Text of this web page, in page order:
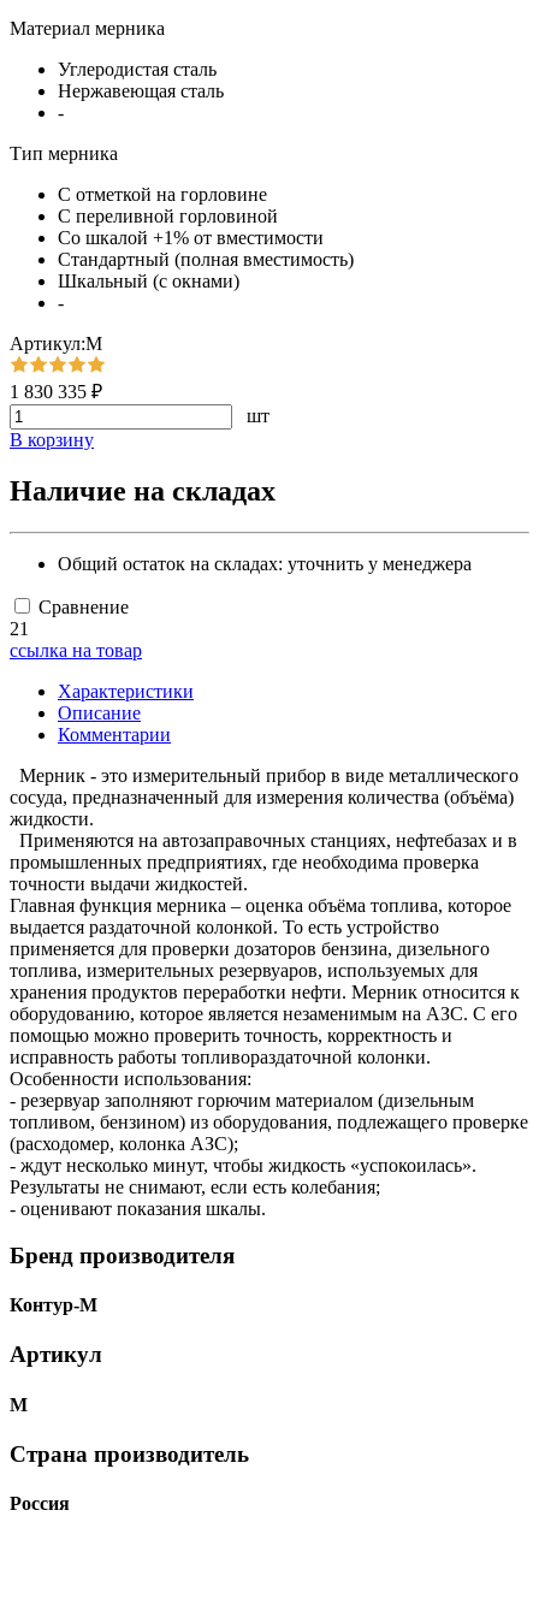
Материал мерника
Углеродистая сталь
Нержавеющая сталь
-
Тип мерника
С отметкой на горловине
С переливной горловиной
Со шкалой +1% от вместимости
Стандартный (полная вместимость)
Шкальный (с окнами)
-
Артикул:М
1 830 335 ₽
шт
В корзину
Наличие на складах
Общий остаток на складах: уточнить у менеджера
Сравнение
21
ссылка на товар
Характеристики
Описание
Комментарии
Мерник - это измерительный прибор в виде металлического
сосуда, предназначенный для измерения количества (объёма)
жидкости.
Применяются на автозаправочных станциях, нефтебазах и в
промышленных предприятиях, где необходима проверка
точности выдачи жидкостей.
Главная функция мерника – оценка объёма топлива, которое
выдается раздаточной колонкой. То есть устройство
применяется для проверки дозаторов бензина, дизельного
топлива, измерительных резервуаров, используемых для
хранения продуктов переработки нефти. Мерник относится к
оборудованию, которое является незаменимым на АЗС. С его
помощью можно проверить точность, корректность и
исправность работы топливораздаточной колонки.
Особенности использования:
- резервуар заполняют горючим материалом (дизельным
топливом, бензином) из оборудования, подлежащего проверке
(расходомер, колонка АЗС);
- ждут несколько минут, чтобы жидкость «успокоилась».
Результаты не снимают, если есть колебания;
- оценивают показания шкалы.
Бренд производителя
Контур-М
Артикул
М
Страна производитель
Россия